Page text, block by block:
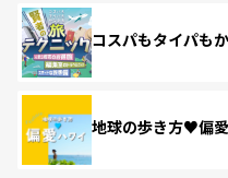
コスパもタイパも
地球の歩き方♥偏